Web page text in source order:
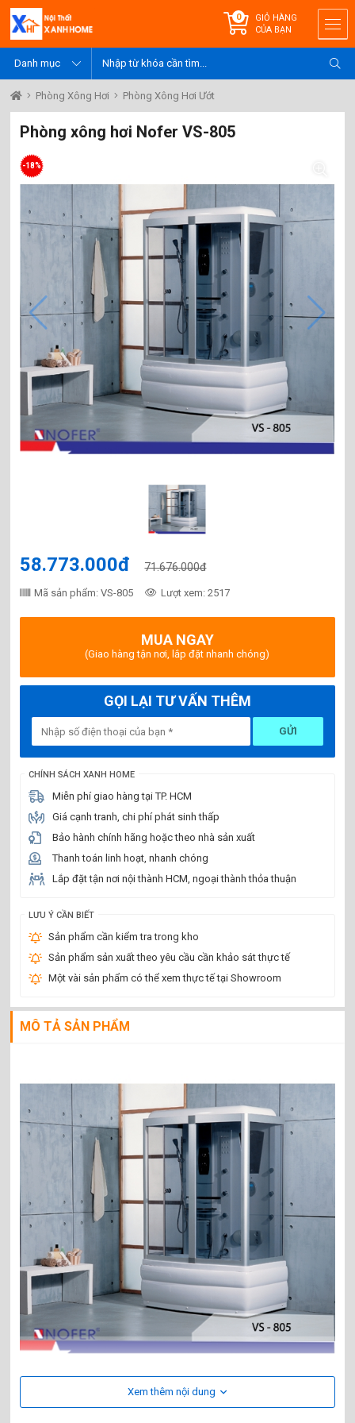
0
GIỎ HÀNG
CỦA BẠN
Phòng Xông Hơi Phòng Xông Hơi Ướt
Phòng xông hơi Nofer VS-805
-18%
58.773.000đ 71.676.000đ
Mã sản phẩm: VS-805 Lượt xem: 2517
MUA NGAY
(Giao hàng tận nơi, lắp đặt nhanh chóng)
GỌI LẠI TƯ VẤN THÊM
GỬI
CHÍNH SÁCH XANH HOME
Miễn phí giao hàng tại TP. HCM
Giá cạnh tranh, chi phí phát sinh thấp
Bảo hành chính hãng hoặc theo nhà sản xuất
Thanh toán linh hoạt, nhanh chóng
Lắp đặt tận nơi nội thành HCM, ngoại thành thỏa thuận
LƯU Ý CẦN BIẾT
Sản phẩm cần kiểm tra trong kho
Sản phẩm sản xuất theo yêu cầu cần khảo sát thực tế
Một vài sản phẩm có thể xem thực tế tại Showroom
MÔ TẢ SẢN PHẨM
- Phòng xông hơi ướt Nofer VS-805 - mẫu phòng xông hơi cao
cấp, với kiểu dáng sang trọng hệ thống thiết bị hiện đại nhập
Xem thêm nội dung